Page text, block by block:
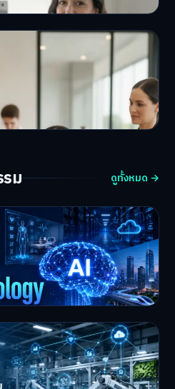
รกิจอาหารไทยในตลาด
มิถุนายน 2026
รม ดูทั้งหมด →
ที่กำลังเปลี่ยนโลก
กฎาคม 2026
ทคโนโลยีอุตสาหกรรมที่